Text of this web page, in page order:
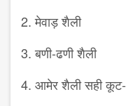
2. मेवाड़ शैली
3. बणी-ढणी शैली
4. आमेर शैली सही कूट-